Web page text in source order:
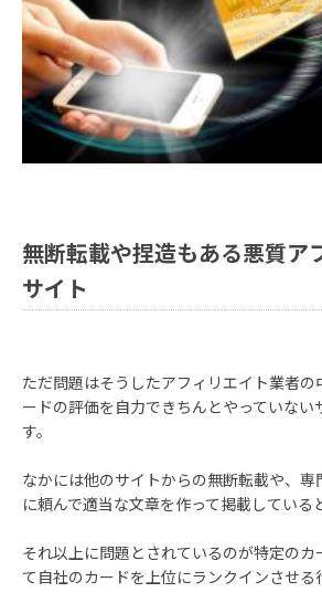
無断転載や捏造もある悪質ア
サイト
ただ問題はそうしたアフィリエイト業者の
ードの評価を自力できちんとやっていない
す。
なかには他のサイトからの無断転載や、専
に頼んで適当な文章を作って掲載している
それ以上に問題とされているのが特定のカ
て自社のカードを上位にランクインさせる